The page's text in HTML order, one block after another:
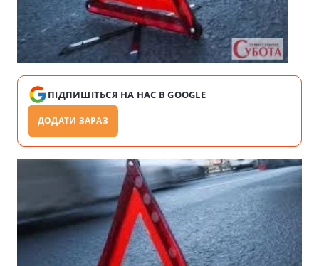
ПІДПИШІТЬСЯ НА НАС В GOOGLE
ДОДАТИ ЗАРАЗ